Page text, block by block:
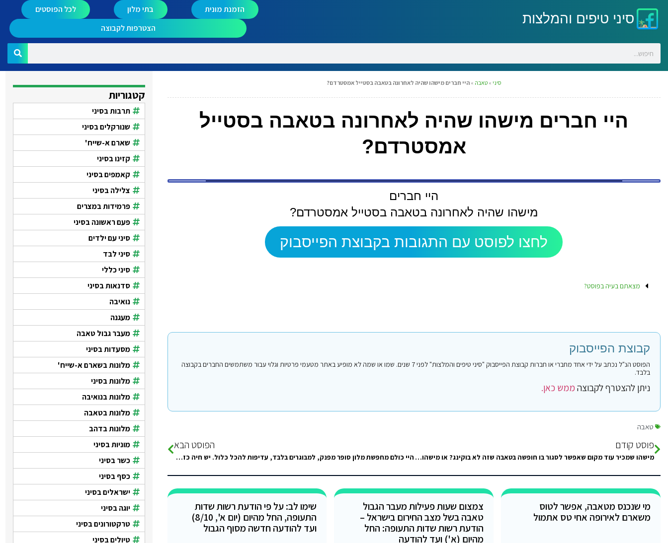
סיני טיפים והמלצות
הזמנת מונית בתי מלון
לכל הפוסטים
הצטרפות לקבוצה
סיני »טאבה »היי חברים מישהו שהיה לאחרונה בטאבה בסטייל אמסטרדם?
היי חברים מישהו שהיה לאחרונה בטאבה בסטייל
אמסטרדם?
היי חברים
מישהו שהיה לאחרונה בטאבה בסטייל אמסטרדם?
לחצו לפוסט עם התגובות בקבוצת הפייסבוק
מצאתם בעיה בפוסט?
קבוצת הפייסבוק
הפוסט הנ"ל נכתב על ידי אחד מחברי או חברות קבוצת הפייסבוק "סיני טיפים והמלצות" לפני 7 שנים. שמו או שמה לא מופיע באתר מטעמי פרטיות וגלוי עבור משתמשים החברים בקבוצה
בלבד.
ניתן להצטרף לקבוצהממש כאן.
טאבה
פוסט קודם
מישהו שמכיר עוד מקום שאפשר לסגור בו חופשה בטאבה שזה לא בוקינג? או מישהו שמכיר אנשים שסגרו ולא נוסעים?
הפוסט הבא
היי כולם מחפשת מלון סופר מפנק, למבוגרים בלבד, עדיפות להכל כלול. יש חיה כזאת? ?
מי שנכנס מטאבה, אפשר לטוס
משארם לאירופה אחי טס אתמול
צמצום שעות פעילות מעבר הגבול
טאבה בשל מצב החירום בישראל –
הודעת רשות שדות התעופה: החל
מהיום (א') ועד להודעה
שימו לב: על פי הודעת רשות שדות
התעופה, החל מהיום (יום א', 8/10)
ועד להודעה חדשה מסוף הגבול
קטגוריות
תרבות בסיני
שנורקלים בסיני
שארם א-שייח'
קזינו בסיני
קאמפים בסיני
צלילה בסיני
פרמידות במצרים
פעם ראשונה בסיני
סיני עם ילדים
סיני לבד
סיני כללי
סדנאות בסיני
נואיבה
מעגנה
מעבר גבול טאבה
מסעדות בסיני
מלונות בשארם א-שייח'
מלונות בסיני
מלונות בנואיבה
מלונות בטאבה
מלונות בדהב
מוניות בסיני
כשר בסיני
כסף בסיני
ישראלים בסיני
יוגה בסיני
טרקטורונים בסיני
טיולים בסיני